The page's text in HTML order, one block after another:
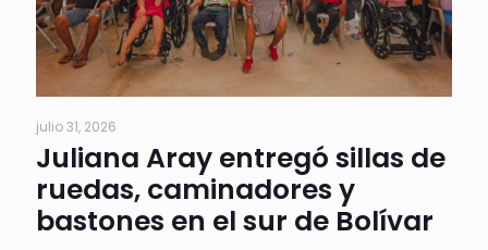
julio 31, 2026
Juliana Aray entregó sillas de
ruedas, caminadores y
bastones en el sur de Bolívar